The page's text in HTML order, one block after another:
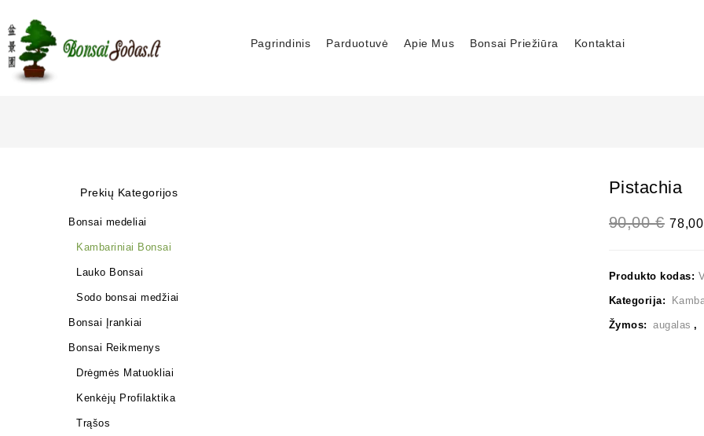
Pagrindinis Parduotuvė Apie Mus Bonsai Priežiūra Kontaktai
Pistachia
90,00€
Produkto kodas:
Kategorija:
Žymos: augalas ,
Prekių Kategorijos
Bonsai medeliai
Kambariniai Bonsai
Lauko Bonsai
Sodo bonsai medžiai
Bonsai Įrankiai
Bonsai Reikmenys
Drėgmės Matuokliai
Kenkėjų Profilaktika
Trąšos